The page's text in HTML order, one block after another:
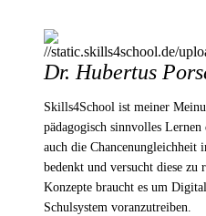
Dr. Hubertus
Skills4School ist meiner
pädagogisch sinnvolles
auch die Chancenungleichheit
bedenkt und versucht diese zu
Konzepte braucht es um
Schulsystem voranzutreiben.